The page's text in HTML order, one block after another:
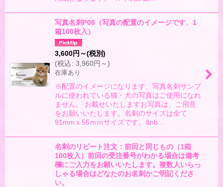
写真名刺P06（写真の配置のイメージです、1
箱100枚入）
3,600円 ～(税別)
(税込: 3,960円 ～)
在庫あり
※配置のイメージになります、写真名刺サンプ
ルに使われている猫・犬の写真はご使用になれ
ません。 お載せいたしますお写真は、ご用意
をお願いいたします。名刺のサイズは全て
91mmｘ55ｍｍサイズです。&nb…
名刺のリピート注文：前回と同じもの（1箱
100枚入）前回の受注番号がわかる場合は備考
欄にご入力をお願いいたします。複数人いらっ
しゃる場合はどなたのお名刺かご明記くださ
い。